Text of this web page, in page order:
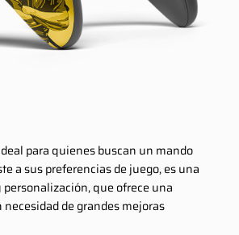
para quienes buscan un mando
a sus preferencias de juego, es una
que ofrece una
de grandes mejoras